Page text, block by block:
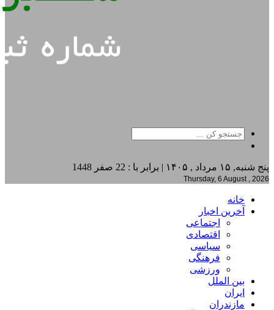
پنج شنبه, ۱۵ مرداد , ۱۴۰۵ | برابر با : 22 صفر 1448
Thursday, 6 August , 2026
خانه
آخرین اخبار
اجتماعی
اقتصادی
سیاسی
فرهنگی
ورزشی
بین الملل
ایران
مازندران